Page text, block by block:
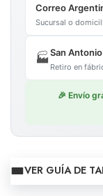
Correo
Sucursal o
🏭San
Retiro en
🎉 Envío
VER GUÍA DE